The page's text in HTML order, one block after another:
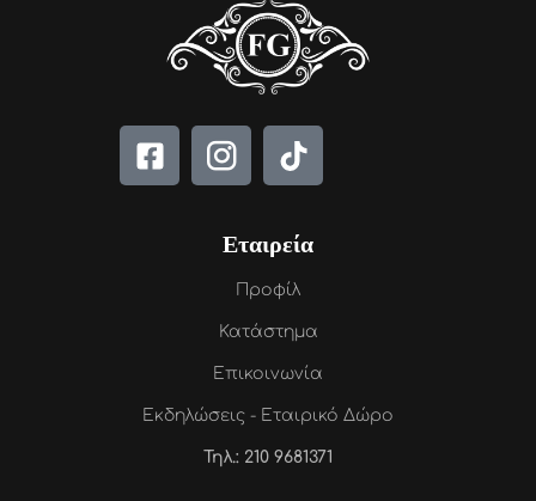
Εταιρεία
Προφίλ
Κατάστημα
Επικοινωνία
Εκδηλώσεις - Εταιρικό Δώρο
Τηλ.: 210 9681371